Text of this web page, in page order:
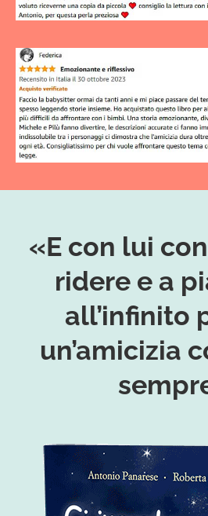
«E con lui
ridere e a
all’infinito
un’amicizia